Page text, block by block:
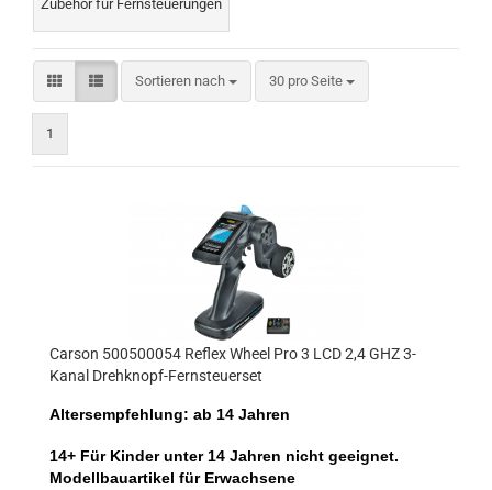
Zubehör für Fernsteuerungen
Sortieren nach
Sortieren nach 30 pro Seite
pro Seite
1
Carson 500500054 Reflex Wheel Pro 3 LCD 2,4 GHZ 3-
Kanal Drehknopf-Fernsteuerset
Altersempfehlung: ab 14 Jahren
14+ Für Kinder unter 14 Jahren nicht geeignet.
Modellbauartikel für Erwachsene